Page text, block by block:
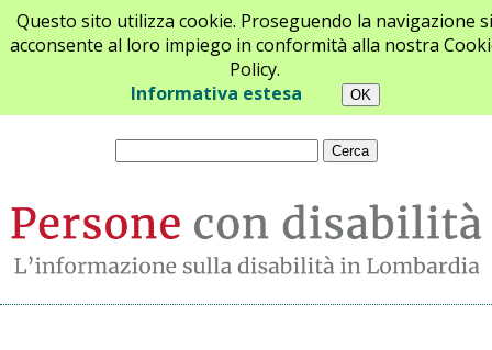
Questo sito utilizza cookie. Proseguendo la navigazione si
acconsente al loro impiego in conformità alla nostra
Policy.
Informativa estesa
Chi siamo Newsletter Contatti